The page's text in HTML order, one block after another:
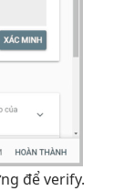
để verify.